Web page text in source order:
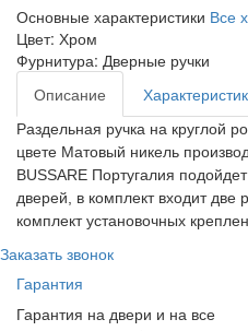
Основные характеристики Все
Цвет: Хром
Фурнитура: Дверные ручки
Описание
Раздельная ручка на круглой
цвете Матовый никель
BUSSARE Португалия
дверей, в комплект входит две
комплект установочных
Заказать звонок
Гарантия
Гарантия на двери и на все